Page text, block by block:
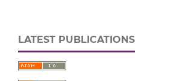
LATEST PUBLICATIONS